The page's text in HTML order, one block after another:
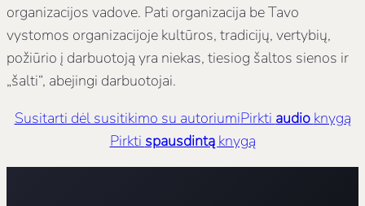
organizacijos vadove. Pati organizacija be Tavo
vystomos organizacijoje kultūros, tradicijų, vertybių,
požiūrio į darbuotoją yra niekas, tiesiog šaltos sienos ir
„šalti“, abejingi darbuotojai.
Susitarti dėl susitikimo su autoriumiPirkti audio knygą
Pirkti spausdintą knygą